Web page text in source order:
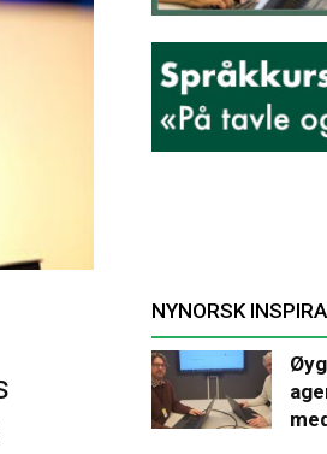
NYNORSK